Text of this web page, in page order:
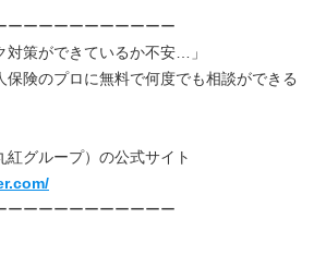
ーーーーーーーーーーー
対策ができているか不安…」
保険のプロに無料で何度でも相談ができる
グループ）の公式サイト
ーーーーーーーーーーー